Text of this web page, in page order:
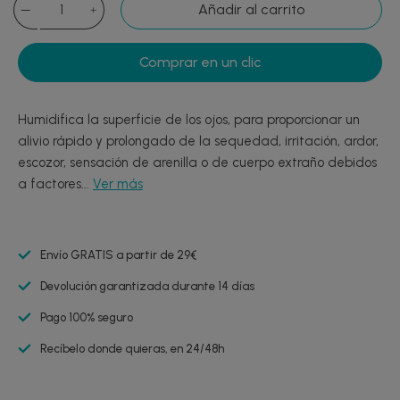
Añadir al carrito
Comprar en un clic
Humidifica la superficie de los ojos, para proporcionar un
alivio rápido y prolongado de la sequedad, irritación, ardor,
escozor, sensación de arenilla o de cuerpo extraño debidos
a factores... Ver más
Envío GRATIS a partir de 29€
Devolución garantizada durante 14 días
Pago 100% seguro
Recíbelo donde quieras, en 24/48h